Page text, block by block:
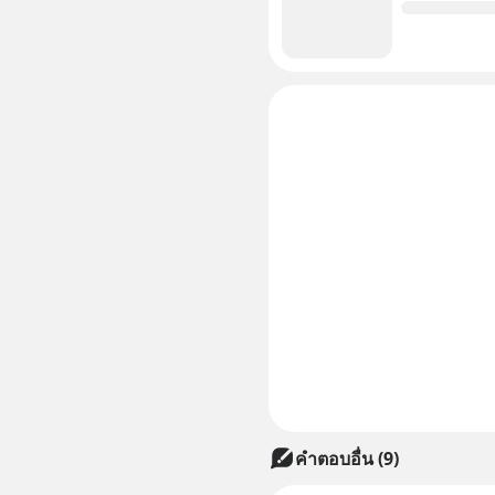
คำตอบอื่น(9)